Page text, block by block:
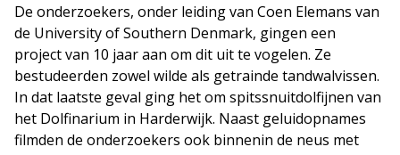
De onderzoekers, onder leiding van Coen Elemans van
de University of Southern Denmark, gingen een
project van 10 jaar aan om dit uit te vogelen. Ze
bestudeerden zowel wilde als getrainde tandwalvissen.
In dat laatste geval ging het om spitssnuitdolfijnen van
het Dolfinarium in Harderwijk. Naast geluidopnames
filmden de onderzoekers ook binnenin de neus met